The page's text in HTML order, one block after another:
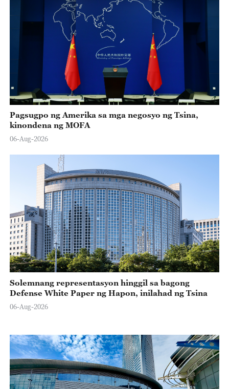
Pagsugpo ng Amerika sa mga negosyo ng Tsina,
kinondena ng MOFA
06-Aug-2026
Solemnang representasyon hinggil sa bagong
Defense White Paper ng Hapon, inilahad ng Tsina
06-Aug-2026